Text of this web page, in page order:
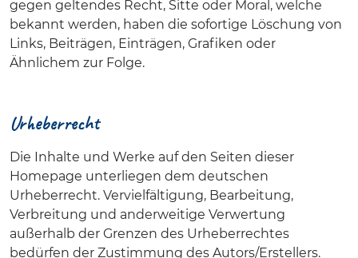
gegen geltendes Recht, Sitte oder Moral, welche
bekannt werden, haben die sofortige Löschung von
Links, Beiträgen, Einträgen, Grafiken oder
Ähnlichem zur Folge.
Urheberrecht
Die Inhalte und Werke auf den Seiten dieser
Homepage unterliegen dem deutschen
Urheberrecht. Vervielfältigung, Bearbeitung,
Verbreitung und anderweitige Verwertung
außerhalb der Grenzen des Urheberrechtes
bedürfen der Zustimmung des Autors/Erstellers.